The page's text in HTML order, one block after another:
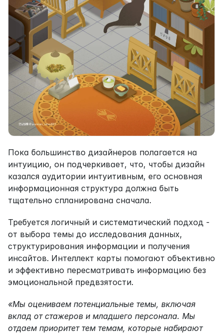
Пока большинство дизайнеров полагается на
интуицию, он подчеркивает, что, чтобы дизайн
казался аудитории интуитивным, его основная
информационная структура должна быть
тщательно спланирована сначала.
Требуется логичный и систематический подход -
от выбора темы до исследования данных,
структурирования информации и получения
инсайтов. Интеллект карты помогают объективно
и эффективно пересматривать информацию без
эмоциональной предвзятости.
«Мы оцениваем потенциальные темы, включая
вклад от стажеров и младшего персонала. Мы
отдаем приоритет тем темам, которые набирают